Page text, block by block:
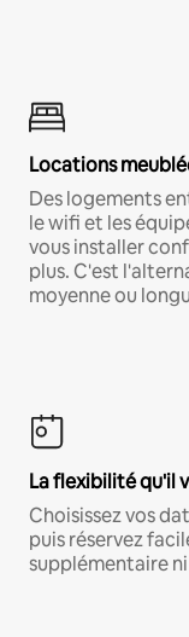
Locations
Des logements
le wifi et les
vous installer
plus. C'est
moyenne ou
La flexibilité qu'il
Choisissez vos
puis réservez
supplémentaire